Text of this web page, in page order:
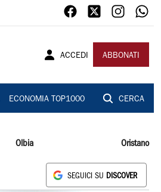
ACCEDI ABBONATI
ECONOMIA TOP1000 CERCA
Olbia Oristano
SEGUICI SU DISCOVER